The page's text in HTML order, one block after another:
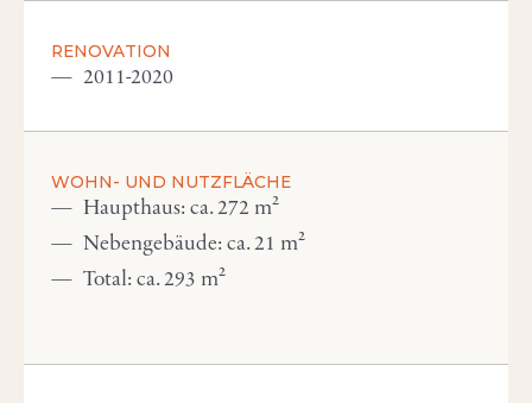
RENOVATION
2011-2020
WOHN- UND NUTZFLÄCHE
Haupthaus: ca. 272 m²
Nebengebäude: ca. 21 m²
Total: ca. 293 m²